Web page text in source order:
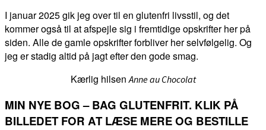
I januar 2025 gik jeg over til en glutenfri livsstil, og det
kommer også til at afspejle sig i fremtidige opskrifter her på
siden. Alle de gamle opskrifter forbliver her selvfølgelig. Og
jeg er stadig altid på jagt efter den gode smag.
Kærlig hilsenAnne au Chocolat
MIN NYE BOG – BAG GLUTENFRIT. KLIK PÅ
BILLEDET FOR AT LÆSE MERE OG BESTILLE